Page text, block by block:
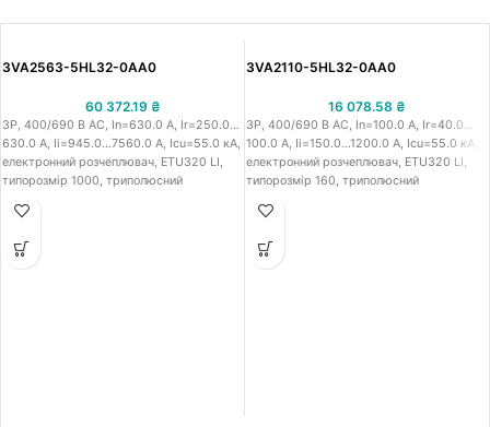
3VA2563-5HL32-0AA0
60 372.19 ₴
3P, 400/690 В АС, In=630.0 A, Ir=250.0…
630.0 A, Iі=945.0…7560.0 A, Icu=55.0 кА,
електронний розчеплювач, ETU320 LI,
типорозмір 1000, триполюсний
литому корпусі IEC Сіменс 3VA25,
номінальний струм 630.0 A, струм
3VA2110-5HL32-0AA0
16 078.58 ₴
3P, 400/690 В АС, In=100.0 A, Ir=40.0…
100.0 A, Iі=150.0…1200.0 A, Icu=55.0 кА,
електронний розчеплювач, ETU320 LI,
типорозмір 160, триполюсний
литому корпусі IEC Сіменс 3VA21, робоча
струм 100.0 A, струм теплового